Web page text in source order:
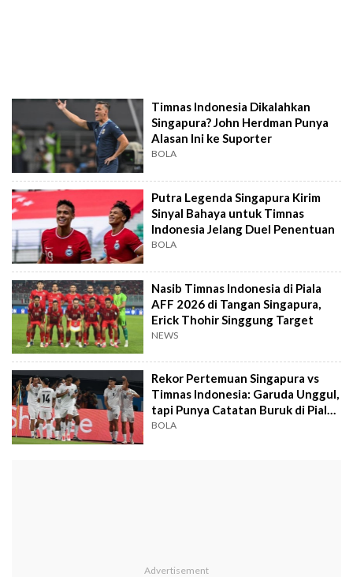
Timnas Indonesia Dikalahkan
Singapura? John Herdman Punya
Alasan Ini ke Suporter
BOLA
Putra Legenda Singapura Kirim
Sinyal Bahaya untuk Timnas
Indonesia Jelang Duel Penentuan
BOLA
Nasib Timnas Indonesia di Piala
AFF 2026 di Tangan Singapura,
Erick Thohir Singgung Target
NEWS
Rekor Pertemuan Singapura vs
Timnas Indonesia: Garuda Unggul,
tapi Punya Catatan Buruk di Piala
AFF
BOLA